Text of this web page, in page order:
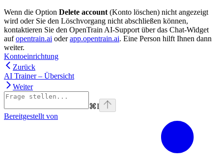
Wenn die Option Delete account (Konto löschen) nicht angezeigt
wird oder Sie den Löschvorgang nicht abschließen können,
kontaktieren Sie den OpenTrain AI-Support über das Chat-Widget
aufopentrain.ai oderapp.opentrain.ai. Eine Person hilft Ihnen dann
weiter.
Kontoeinrichtung
Zurück
AI Trainer – Übersicht
Weiter
⌘I
Bereitgestellt von